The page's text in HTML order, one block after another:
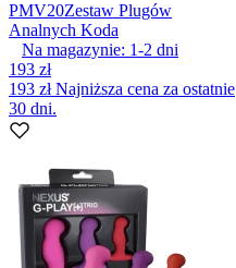
PMV20Zestaw Plugów
Analnych Koda
Na magazynie: 1-2 dni
193 zł
193 złNajniższa cena za ostatnie
30 dni.